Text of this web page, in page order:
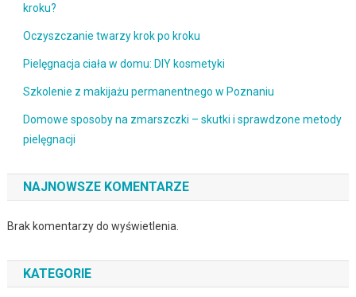
kroku?
Oczyszczanie twarzy krok po kroku
Pielęgnacja ciała w domu: DIY kosmetyki
Szkolenie z makijażu permanentnego w Poznaniu
Domowe sposoby na zmarszczki – skutki i sprawdzone metody
pielęgnacji
NAJNOWSZE KOMENTARZE
Brak komentarzy do wyświetlenia.
KATEGORIE